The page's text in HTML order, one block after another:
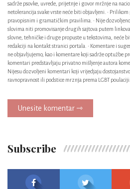
sadrže psovke, uvrede, prijetnje i govor mržnje na
netolerancija svake vrste neće biti objavljeni. •
pravopisnim i gramatičkim pravilima. • Nije
slovima niti promovisanje drugih sajtova putem
slovne, tehničke i druge propuste u tekstovima, neće
redakciji na kontakt stranici portala. • Komentare i
ne objavljujemo, kao i komentare koji sadrže optužbe
komentari predstavljaju privatno mišljenje autora
Nijesu dozvoljeni komentari koji vrijedjaju
ravnopravnost ili podstice mrznja prema LGBT poulaciji.
Unesite komentar ⇾
Subscribe